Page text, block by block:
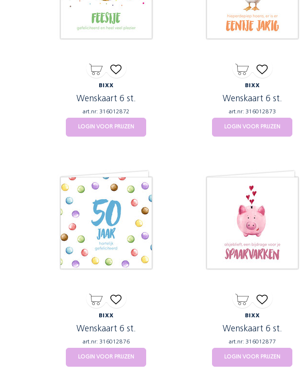
BIXX
Wenskaart 6 st.
art.nr: 316012872
LOGIN VOOR PRIJZEN
BIXX
Wenskaart 6 st.
art.nr: 316012873
LOGIN VOOR PRIJZEN
BIXX
Wenskaart 6 st.
art.nr: 316012876
LOGIN VOOR PRIJZEN
BIXX
Wenskaart 6 st.
art.nr: 316012877
LOGIN VOOR PRIJZEN